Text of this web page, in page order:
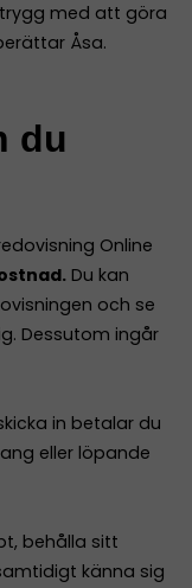
med att göra
Åsa.
du
Online
Du kan
och se
Dessutom ingår
in betalar du
eller löpande
behålla sitt
känna sig